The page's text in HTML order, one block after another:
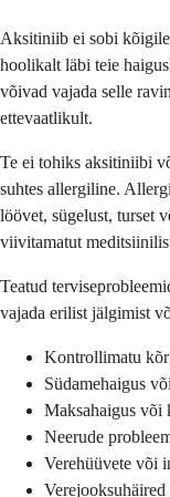
Aksitiniib ei sobi kõigile
hoolikalt läbi teie
võivad vajada selle
ettevaatlikult.
Te ei tohiks aksitiniibi
suhtes allergiline.
löövet, sügelust, turset
viivitamatut
Teatud
vajada erilist jälgimist
Kontrollimatu
Südamehaigus
Maksahaigus või
Neerude
Verehüüvete või